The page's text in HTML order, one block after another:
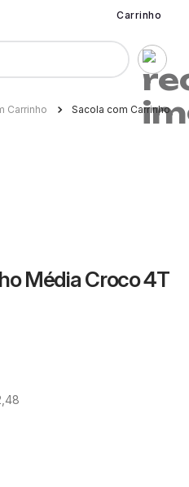
Carrinho
Carrinho
Sacola com Carrinho
Média Croco 4T
48